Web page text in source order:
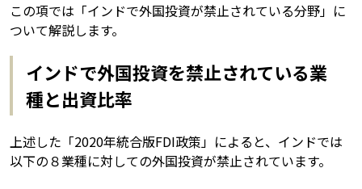
この項では「インドで外国投資が禁止されている分野」に
ついて解説します。
インドで外国投資を禁止されている業
種と出資比率
上述した「2020年統合版FDI政策」によると、インドでは
以下の８業種に対しての外国投資が禁止されています。